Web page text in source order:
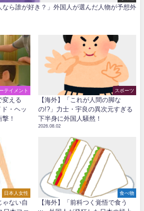
なら誰が好き？」外国人が選んだ人物が予想外
テイメント
変える
・ヘッ
！
スポーツ
【海外】「これが人間の脚な
の!?」力士・宇良の異次元すぎる
下半身に外国人騒然！
2026.08.02
日本人女性
ゃない自
食べ物
【海外】「前科つく覚悟で食う